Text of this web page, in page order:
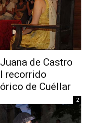
de Castro
recorrido
de Cuéllar
2